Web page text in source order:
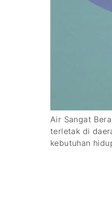
Air Sangat
terletak di
kebutuhan